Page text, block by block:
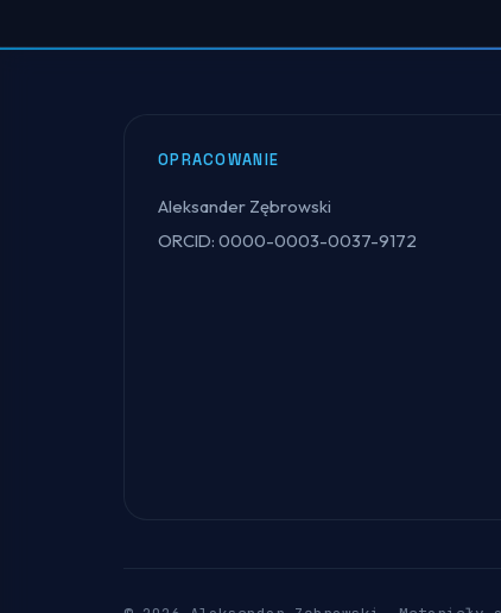
OPRACOWANIE
Aleksander Zębrowski
ORCID: 0000-0003-0037-9172